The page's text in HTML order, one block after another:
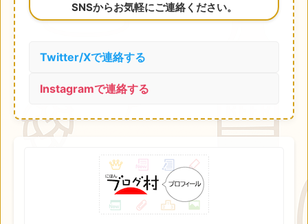
SNSからお気軽にご連絡ください。
Twitter/Xで連絡する
Instagramで連絡する